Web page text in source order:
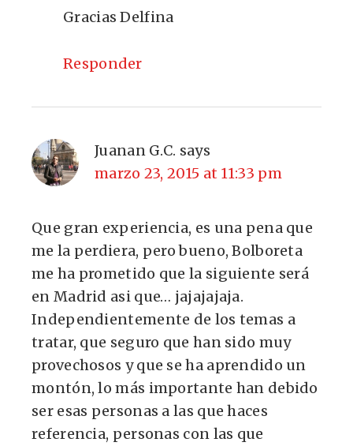
Gracias Delfina
Responder
Juanan G.C. says
marzo 23, 2015 at 11:33 pm
Que gran experiencia, es una pena que
me la perdiera, pero bueno, Bolboreta
me ha prometido que la siguiente será
en Madrid asi que… jajajajaja.
Independientemente de los temas a
tratar, que seguro que han sido muy
provechosos y que se ha aprendido un
montón, lo más importante han debido
ser esas personas a las que haces
referencia, personas con las que